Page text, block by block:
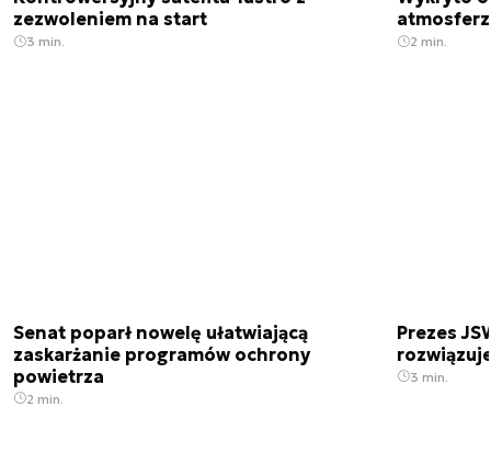
zezwoleniem na start
3 min. 2 min.
Senat poparł nowelę ułatwiającą
zaskarżanie programów ochrony
powietrza
2 min.
Prezes
3 min.